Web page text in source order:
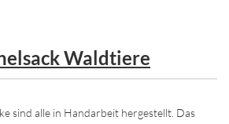
Waldtiere
sind alle in Handarbeit hergestellt. Das